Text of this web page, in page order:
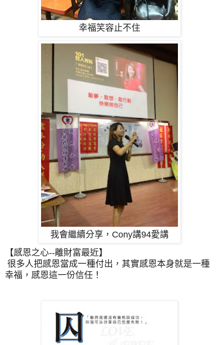
幸福笑容止不住
我會繼續分享，Cony講94愛講
【感恩之心--離財富最近】
很多人把感恩當成一種付出，其實感恩本身就是一種
幸福， 感恩這一份信任！